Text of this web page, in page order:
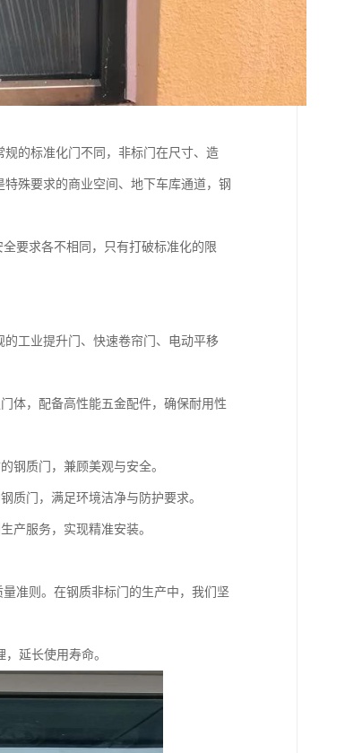
的标准化门不同，非标门在尺寸、造
殊要求的商业空间、地下车库通道，钢
要求各不相同，只有打破标准化的限
工业提升门、快速卷帘门、电动平移
体，配备高性能五金配件，确保耐用性
钢质门，兼顾美观与安全。
质门，满足环境洁净与防护要求。
产服务，实现精准安装。
准则。在钢质非标门的生产中，我们坚
延长使用寿命。